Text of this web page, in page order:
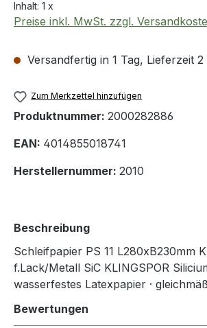
Inhalt: 1 x
Preise inkl. MwSt. zzgl.
Versandfertig in 1 Tag, Lieferzeit 2
Zum Merkzettel hinzufügen
Produktnummer: 2000282886
EAN: 4014855018741
Herstellernummer: 2010
Beschreibung
Schleifpapier PS 11 L280xB230mm
f.Lack/Metall SiC KLINGSPOR
wasserfestes Latexpapier ·
Bewertungen